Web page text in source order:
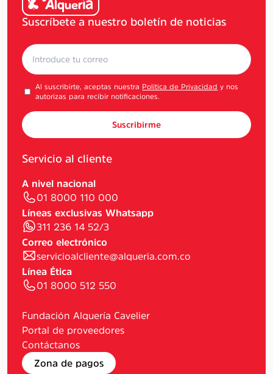
Suscríbete a nuestro boletín de noticias
Al suscribirte, aceptas nuestra Política de Privacidad y nos
autorizas para recibir notificaciones.
Suscribirme
Servicio al cliente
A nivel nacional
01 8000 110 000
Líneas exclusivas Whatsapp
311 236 14 52/3
Correo electrónico
servicioalcliente@alqueria.com.co
Línea Ética
01 8000 512 550
Fundación Alquería Cavelier
Portal de proveedores
Contáctanos
Zona de pagos